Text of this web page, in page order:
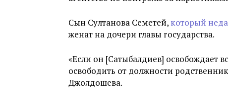
Сын Султанова Семетей, который
женат на дочери главы государства.
«Если он [Сатыбалдиев] освобождает
освободить от должности
Джолдошева.